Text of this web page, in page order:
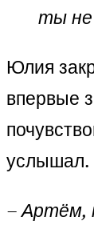
ты не
Юлия
впервые
услышал.
– Артём,